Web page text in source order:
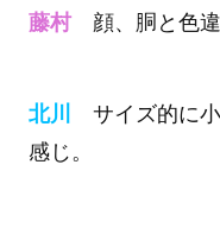
藤村顔、胴と色違
北川
サイズ的に
感じ。